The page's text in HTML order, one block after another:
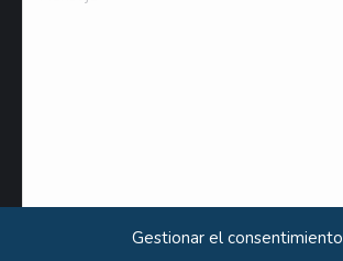
Gestionar el consentimiento